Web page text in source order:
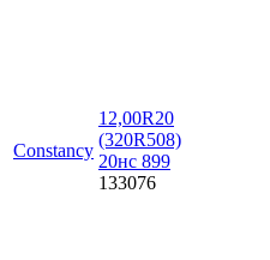
Constancy
12,00R20
(320R508)
20нс 899
133076